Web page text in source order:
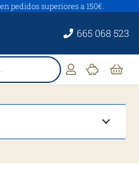
pedidos superiores a 150€.
665 068 523